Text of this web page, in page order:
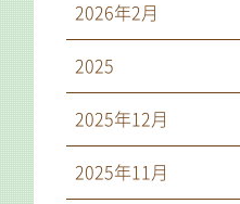
2026年2月
2025
2025年12月
2025年11月